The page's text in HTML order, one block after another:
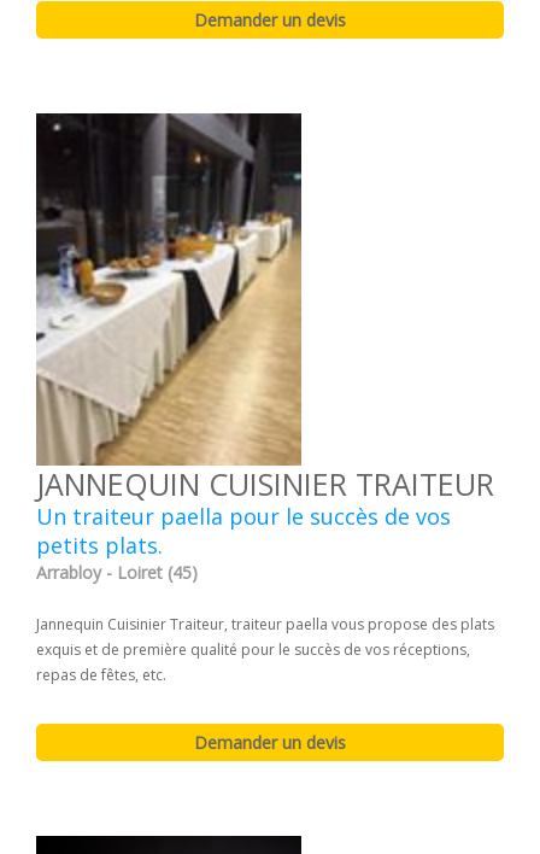
JANNEQUIN CUISINIER TRAITEUR
Un traiteur paella pour le succès de vos
petits plats.
Arrabloy - Loiret (45)
Jannequin Cuisinier Traiteur, traiteur paella vous propose des plats
exquis et de première qualité pour le succès de vos réceptions,
repas de fêtes, etc.